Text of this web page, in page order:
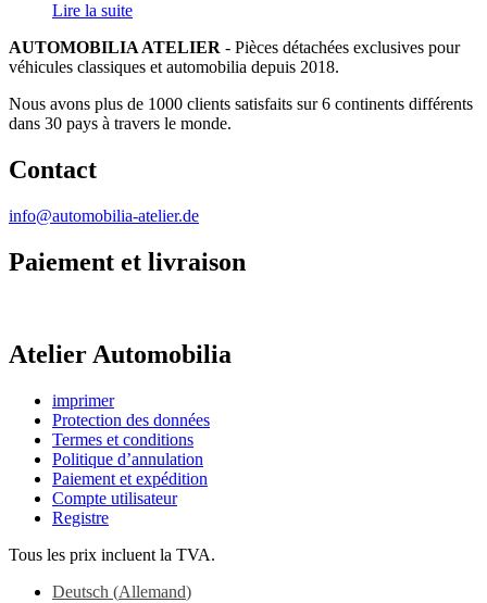
Lire la suite
AUTOMOBILIA ATELIER - Pièces détachées exclusives pour
véhicules classiques et automobilia depuis 2018.
Nous avons plus de 1000 clients satisfaits sur 6 continents différents
dans 30 pays à travers le monde.
Contact
info@automobilia-atelier.de
Paiement et livraison
Atelier Automobilia
imprimer
Protection des données
Termes et conditions
Politique d’annulation
Paiement et expédition
Compte utilisateur
Registre
Tous les prix incluent la TVA.
Deutsch (Allemand)